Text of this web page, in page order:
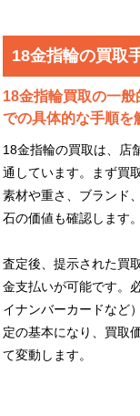
18金指輪の買取
18金指輪買取の一
での具体的な手順を
18金指輪の買取は、店
通しています。まず買
素材や重さ、ブランド
石の価値も確認します。
査定後、提示された買
金支払いが可能です。
イナンバーカードなど
定の基本になり、買取
て変動します。